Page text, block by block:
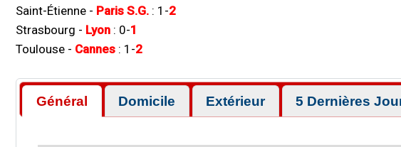
Saint-Étienne - Paris S.G. : 1 -2
Strasbourg - Lyon : 0-1
Toulouse - Cannes : 1 -2
Général Domicile Extérieur 5 Dernières